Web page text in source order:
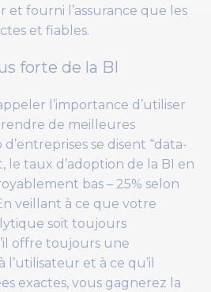
fourni l’assurance que les
et fiables.
forte de la BI
l’importance d’utiliser
de meilleures
se disent “data-
le taux d’adoption de la BI en
bas – 25% selon
veillant à ce que votre
soit toujours
offre toujours une
et à ce qu’il
exactes, vous gagnerez la